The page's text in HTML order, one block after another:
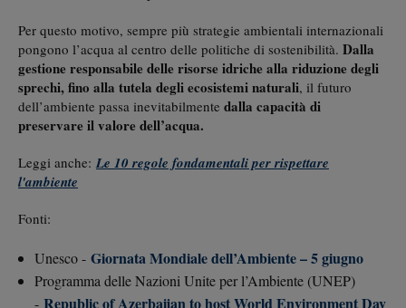
Per questo motivo, sempre più strategie ambientali internazionali
pongono l’acqua al centro delle politiche di sostenibilità. Dalla
gestione responsabile delle risorse idriche alla riduzione degli
sprechi, fino alla tutela degli ecosistemi naturali, il futuro
dell’ambiente passa inevitabilmente dalla capacità di
preservare il valore dell’acqua.
Leggi anche: Le 10 regole fondamentali per rispettare
l'ambiente
Fonti:
Unesco - Giornata Mondiale dell’Ambiente – 5 giugno
Programma delle Nazioni Unite per l’Ambiente (UNEP)
- Republic of Azerbaijan to host World Environment Day